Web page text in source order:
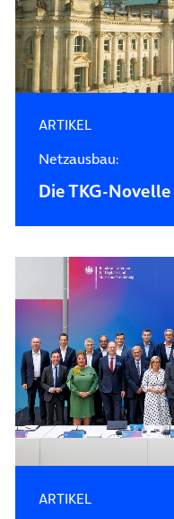
ARTIKEL
Netzausbau:
Die TKG-
ARTIKEL